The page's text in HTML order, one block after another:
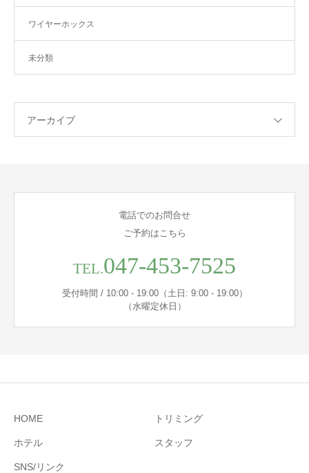
ワイヤーホックス
未分類
アーカイブ
電話でのお問合せ
ご予約はこちら
TEL.047-453-7525
受付時間 / 10:00 - 19:00（土日: 9:00 - 19:00）
（水曜定休日）
HOME トリミング
ホテル スタッフ
SNS/リンク